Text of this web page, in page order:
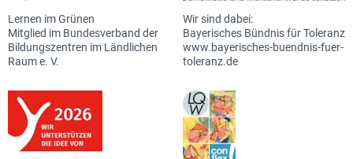
Lernen im Grünen
Mitglied im Bundesverband der
Bildungszentren im Ländlichen
Raum e. V.
Wir sind dabei:
Bayerisches Bündnis für Toleranz
www.bayerisches-buendnis-fuer-
toleranz.de